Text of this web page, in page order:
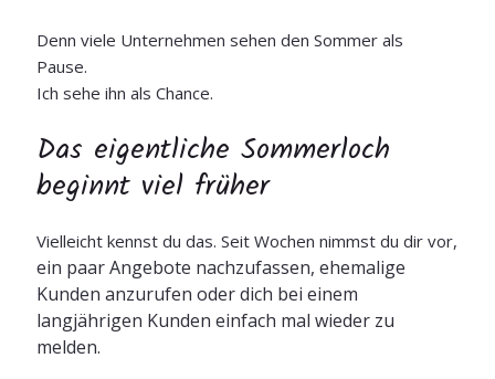
Denn viele Unternehmen sehen den Sommer als
Pause.
Ich sehe ihn als Chance.
Das eigentliche Sommerloch
beginnt viel früher
Vielleicht kennst du das. Seit Wochen nimmst du dir vor,
ein paar Angebote nachzufassen,ehemalige
Kunden anzurufen oderdich bei einem
langjährigen Kunden einfach mal wieder zu
melden.